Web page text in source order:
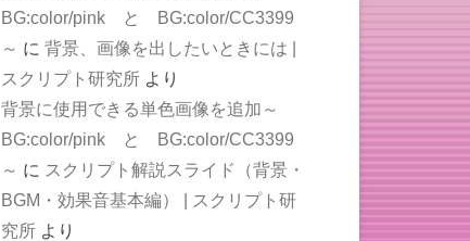
BG:color/pink と BG:color/CC3399
～ に 背景、画像を出したいときには |
スクリプト研究所 より
背景に使用できる単色画像を追加～
BG:color/pink と BG:color/CC3399
～ に スクリプト解説スライド（背景・
BGM・効果音基本編） | スクリプト研
究所 より